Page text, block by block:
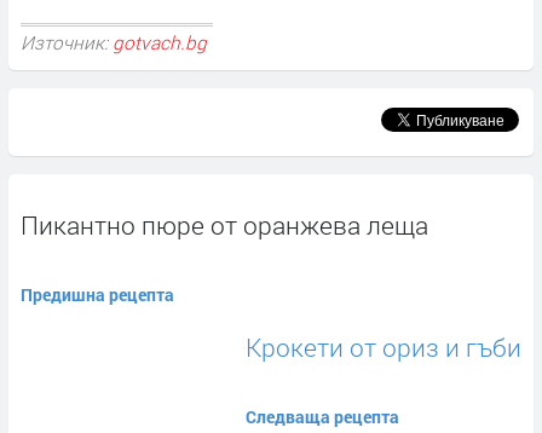
Източник: gotvach.bg
Пикантно пюре от оранжева леща
Предишна рецепта
Крокети от ориз и гъби
Следваща рецепта